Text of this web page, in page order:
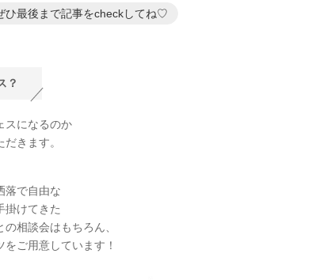
ひ最後まで記事をcheckしてね♡
？
スになるのか
きます。
落で自由な
掛けてきた
相談会はもちろん、
ご用意しています！